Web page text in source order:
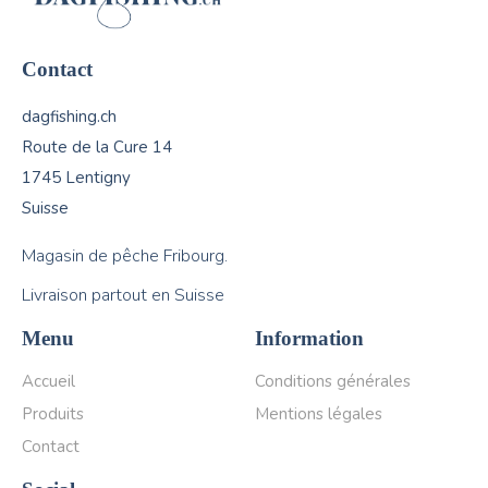
Contact
dagfishing.ch
Route de la Cure 14
1745 Lentigny
Suisse
Magasin de pêche Fribourg.
Livraison partout en Suisse
Menu
Accueil
Produits
Contact
Information
Conditions générales
Mentions légales